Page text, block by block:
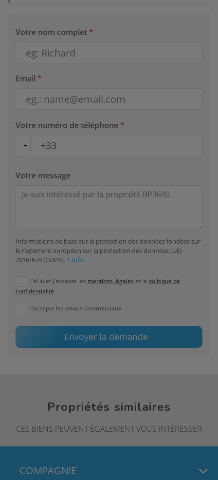
Votre nom complet *
Email *
Votre numéro de téléphone *
Votre message
Informations de base sur la protection des données fondées sur
le règlement européen sur la protection des données (UE)
2016/679 (GDPR). + Info
J'ai lu et j'accepte les mentions légales et la politique de
confidentialité
J'accepte les envois commerciaux
Envoyer la demande
Propriétés similaires
CES BIENS PEUVENT ÉGALEMENT VOUS INTÉRESSER
COMPAGNIE